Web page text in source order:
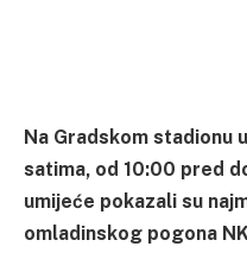
Na Gradskom stadionu
satima, od 10:00 pred
umijeće pokazali su
omladinskog pogona